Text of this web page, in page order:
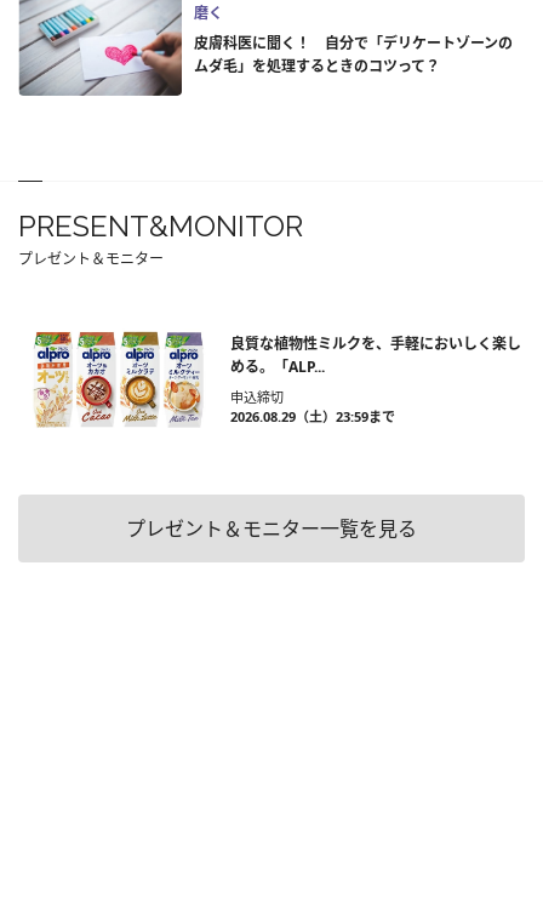
磨く
皮膚科医に聞く！ 自分で「デリケートゾーンの
ムダ毛」を処理するときのコツって？
PRESENT&MONITOR
プレゼント＆モニター
良質な植物性ミルクを、手軽においしく楽し
める。「ALP...
申込締切
2026.08.29（土）23:59まで
プレゼント＆モニター一覧を見る